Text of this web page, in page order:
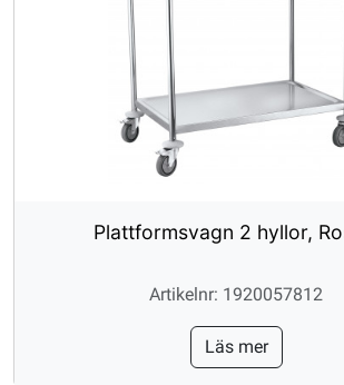
Plattformsvagn 2 hyllor,
Artikelnr: 1920057812
Läs mer